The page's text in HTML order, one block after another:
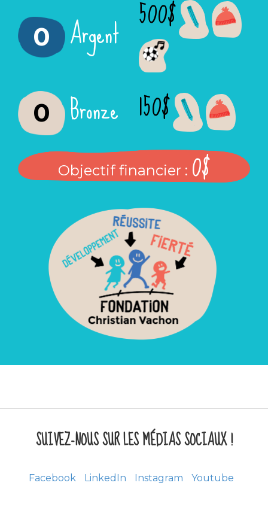
0 Argent 500$
0 Bronze 150$
Objectif financier : 0$
SUIVEZ-NOUS SUR LES MÉDIAS SOCIAUX !
Facebook LinkedIn Instagram Youtube